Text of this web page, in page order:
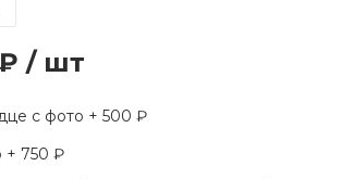
/ шт
с фото + 500 ₽
+ 750 ₽